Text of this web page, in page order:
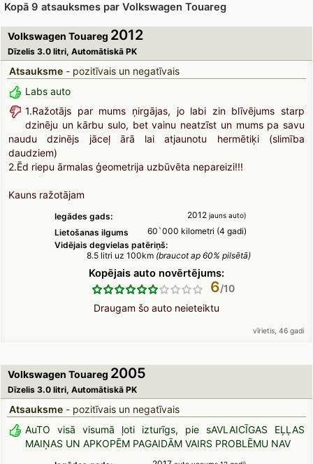
Kopā 9 atsauksmes par Volkswagen Touareg
Volkswagen Touareg 2012
Dīzelis 3.0 litri, Automātiskā PK
Atsauksme- pozitīvais un negatīvais
Labs auto
1.Ražotājs par mums ņirgājas, jo labi zin blīvējums starp
dzinēju un kārbu sulo, bet vainu neatzīst un mums pa savu
naudu dzinējs jāceļ ārā lai atjaunotu hermētiķi (slimība
daudziem)
2.Ēd riepu ārmalas ģeometrija uzbūvēta nepareizi!!!
Kauns ražotājam
Iegādes gads: 2012 jauns auto)
Lietošanas ilgums
60`000 kilometri (4 gadi)
Vidējais degvielas patēriņš:
8.5 litri uz 100km (braucot ap 60% pilsētā)
Kopējais auto novērtējums:
6
Draugam šo auto neieteiktu
vīrietis, 46 gadi
Volkswagen Touareg 2005
Dīzelis 3.0 litri, Automātiskā PK
Atsauksme- pozitīvais un negatīvais
AuTO visā visumā ļoti izturīgs, pie sAVLAICĪGAS EĻĻAS
MAIŅAS UN APKOPĒM PAGAIDĀM VAIRS PROBLĒMU NAV